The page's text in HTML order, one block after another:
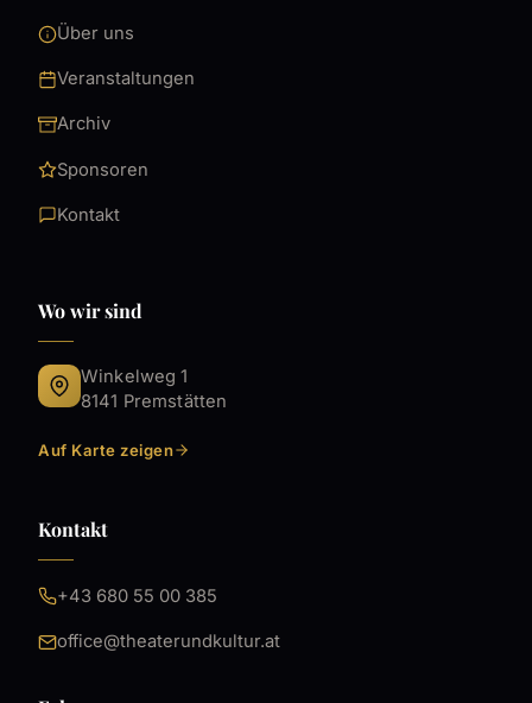
Über uns
Veranstaltungen
Archiv
Sponsoren
Kontakt
Wo wir sind
Winkelweg 1
8141 Premstätten
Auf Karte zeigen
Kontakt
+43 680 55 00 385
office@theaterundkultur.at